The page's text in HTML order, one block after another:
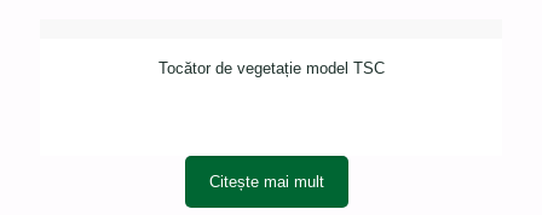
Tocător de vegetație model TSC
Citește mai mult